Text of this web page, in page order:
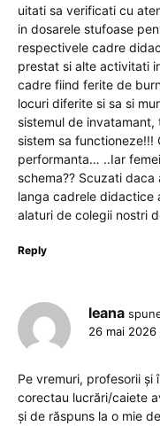
uitati sa verificati cu
in dosarele stufoase
respectivele cadre
prestat si alte activitati
cadre fiind ferite de
locuri diferite si sa si
sistemul de
sistem sa functioneze!!!
performanta… ..Iar
schema?? Scuzati daca
langa cadrele didactice
alaturi de colegii nostri
Reply
leana
26 mai 2026
Pe vremuri, profesorii
corectau lucrări/caiete
și de răspuns la o mie